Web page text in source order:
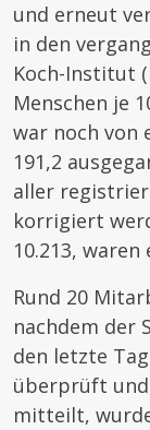
und erneut
in den
Koch-Institut
Menschen je
war noch von
191,2
aller
korrigiert
10.213,
Rund 20
nachdem der
den letzte
überprüft
mitteilt,